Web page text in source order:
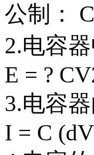
公制：
2.电容
E = ?
3.电容
I = C